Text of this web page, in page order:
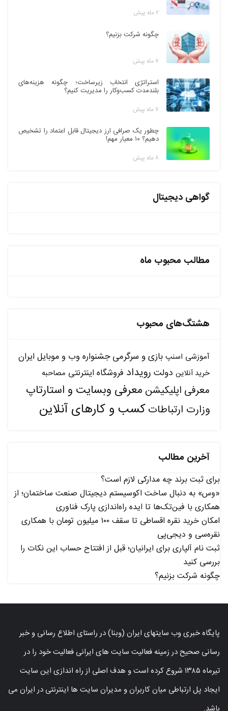
۲ ماه پیش
چگونه شرکت بزنیم؟
۷ ماه پیش
استراتژی انتخاب زیرساخت؛ چگونه هزینه‌های
بلندمدت کسب‌وکار را مدیریت کنیم؟
۷ ماه پیش
چطور یک صرافی ارز دیجیتال قابل اعتماد را تشخیص
دهیم؟ ۱۰ معیار مهم!
۸ ماه پیش
گواهی دیجیتال
مطالب محبوب ماه
هشتگ‌های محبوب
آموزشی اسنپ بازی و سرگرمی جشنواره وب و موبایل ایران
خرید آنلاین دولت رویداد فروشگاه اینترنتی مصاحبه
معرفی اپلیکیشن معرفی وبسایت و استارتاپ
وزارت ارتباطاتکسب و کارهای آنلاین
آخرین مطالب
برای ثبت برند چه مدارکی لازم است؟
«وس» به دنبال ساخت اکوسیستم دیجیتال صنعت ساختمان؛ از
همکاری با فین‌تک‌ها تا ایده راه‌اندازی پارک فناوری
امکان خرید نقره اقساطی تا سقف ۱۰۰ میلیون تومان با همکاری
نقره‌سی و دیجی‌پی
ثبت نام آلپاری برای ایرانیان؛ قبل از افتتاح حساب این نکات را
بررسی کنید
چگونه شرکت بزنیم؟
پایگاه خبری وب سایتهای ایران (وبنا) در راستای اطلاع رسانی و خبر
رسانی صحیح در زمینه فعالیت سایت های ایرانی فعالیت خود را در
تیرماه ۱۳۸۵ شروع کرده است و هدف اصلی از راه اندازی این سایت
ایجاد پل ارتباطی میان کاربران و مدیران سایت ها اینترنتی در ایران می